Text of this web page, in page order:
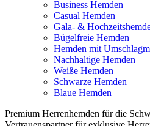
Business Hemden
Casual Hemden
Gala- &
Bügelfreie Hemden
Hemden mit
Nachhaltige Hemden
Weiße Hemden
Schwarze Hemden
Blaue Hemden
Premium Herrenhemden für die